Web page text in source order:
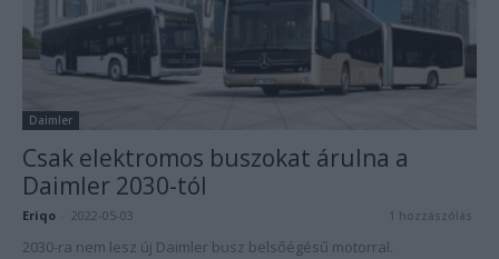
Daimler
Csak elektromos buszokat árulna a
Daimler 2030-tól
Eriqo 2022-05-03 1 hozzászólás
2030-ra nem lesz új Daimler busz belsőégésű motorral.